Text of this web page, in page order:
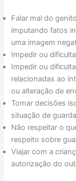
Falar mal do
imputando fatos
uma imagem
Impedir ou
Impedir ou
relacionadas ao
ou alteração de
Tomar decisões
situação de
Não respeitar o
respeito sobre
Viajar com a
autorização do